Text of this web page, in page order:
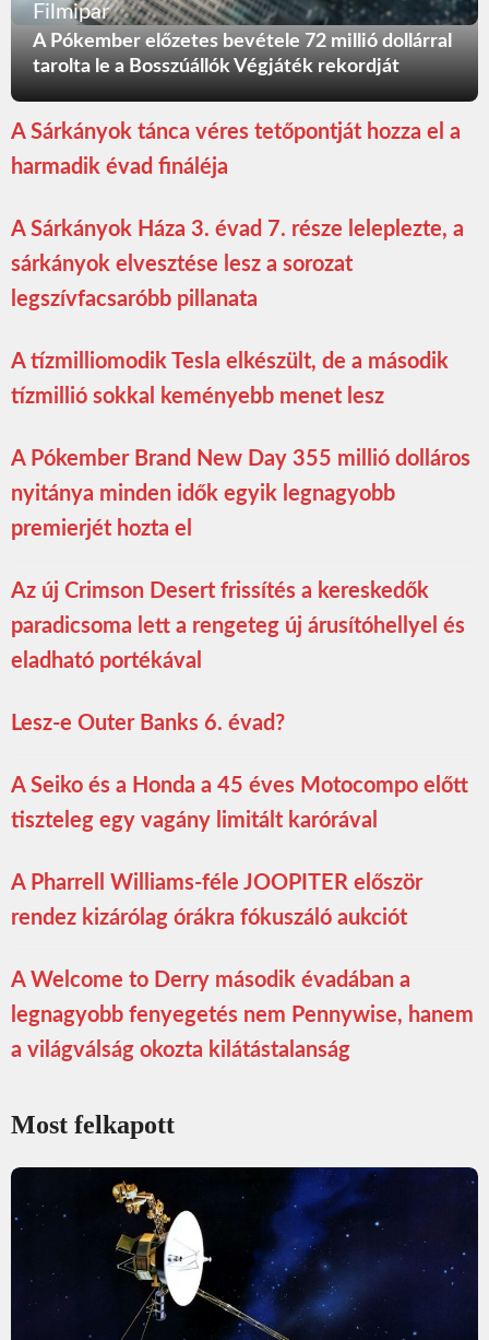
Filmipar
A Pókember előzetes bevétele 72 millió dollárral
tarolta le a Bosszúállók Végjáték rekordját
A Sárkányok tánca véres tetőpontját hozza el a
harmadik évad fináléja
A Sárkányok Háza 3. évad 7. része leleplezte, a
sárkányok elvesztése lesz a sorozat
legszívfacsaróbb pillanata
A tízmilliomodik Tesla elkészült, de a második
tízmillió sokkal keményebb menet lesz
A Pókember Brand New Day 355 millió dolláros
nyitánya minden idők egyik legnagyobb
premierjét hozta el
Az új Crimson Desert frissítés a kereskedők
paradicsoma lett a rengeteg új árusítóhellyel és
eladható portékával
Lesz-e Outer Banks 6. évad?
A Seiko és a Honda a 45 éves Motocompo előtt
tiszteleg egy vagány limitált karórával
A Pharrell Williams-féle JOOPITER először
rendez kizárólag órákra fókuszáló aukciót
A Welcome to Derry második évadában a
legnagyobb fenyegetés nem Pennywise, hanem
a világválság okozta kilátástalanság
Most felkapott